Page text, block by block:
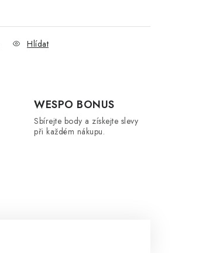
Hlídat
WESPO BONUS
Sbírejte body a získejte slevy
při každém nákupu.